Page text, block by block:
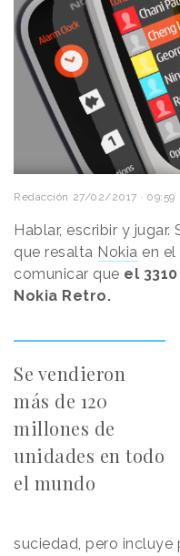
Redacción 27/02/2017 · 09:59
Hablar, escribir y
que resalta Nokia en
comunicar que el
Nokia Retro.
Se vendieron
más de 120
millones de
unidades en todo
el mundo
suciedad, pero incluye